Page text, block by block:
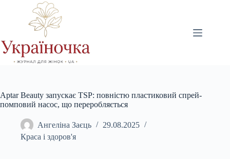
Aptar Beauty запускає TSP: повністю пластиковий спрей-
помповий насос, що переробляється
Ангеліна Заєць
29.08.2025
Краса і здоров'я